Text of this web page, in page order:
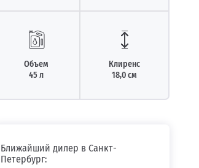
Объем
45 л
Клиренс
18,0 см
Ближайший дилер в Санкт-
Петербург: